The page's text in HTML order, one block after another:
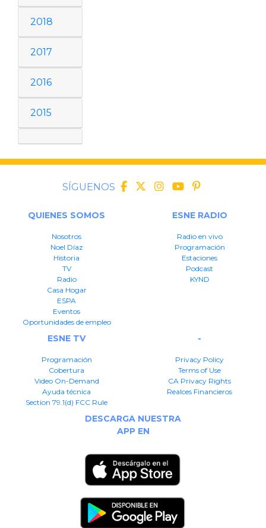
2018
2017
2016
2015
SÍGUENOS
QUIENES SOMOS
Nosotros
Noel Díaz
Historia
TV
Radio
Casa Hogar
ESPA
Eventos
Oportunidades de empleo
ESNE RADIO
Radio en vivo
Programación
Estaciones
Podcast
KYND
ESNE TV
Programación
Cobertura
Video On-Demand
Ayuda técnica
Section 79.1(d) FCC Rule
-
Privacy Policy
Terms of Use
CA Privacy Rights
Realces Financieros
DESCARGA NUESTRA
APP EN